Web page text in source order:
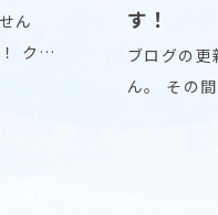
ん
クイ
す！
ブログの
ん。 その